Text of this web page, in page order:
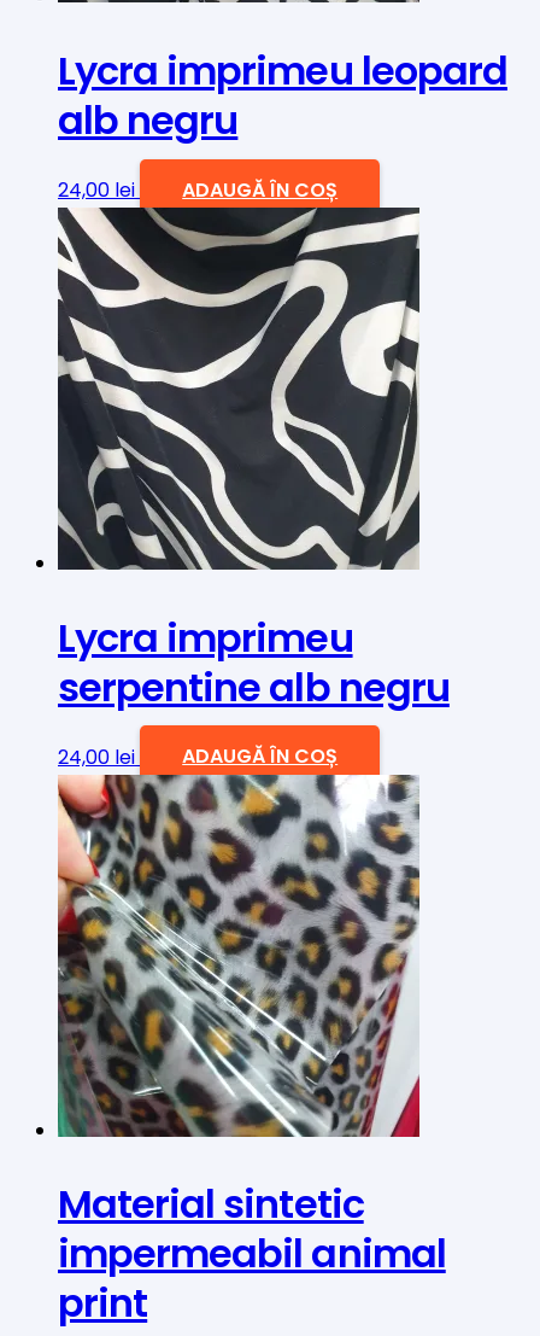
Lycra imprimeu leopard
alb negru
24,00 lei ADAUGĂ ÎN COȘ
Lycra imprimeu
serpentine alb negru
24,00 lei ADAUGĂ ÎN COȘ
Material sintetic
impermeabil animal
print